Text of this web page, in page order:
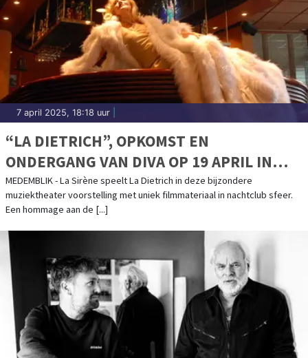
7 april 2025, 18:18 uur
“LA DIETRICH”, OPKOMST EN
ONDERGANG VAN DIVA OP 19 APRIL IN
BONIFACIUSKERK
MEDEMBLIK - La Sirène speelt La Dietrich in deze bijzondere
muziektheater voorstelling met uniek filmmateriaal in nachtclub sfeer.
Een hommage aan de [...]